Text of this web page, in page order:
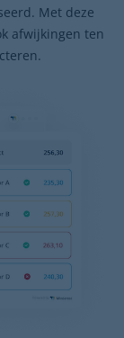
Met deze
afwijkingen ten